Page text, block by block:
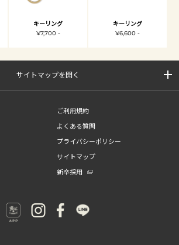
キーリング
¥7,700 -
キーリング
¥6,600 -
サイトマップを開く
ご利用規約
よくある質問
プライバシーポリシー
サイトマップ
新卒採用